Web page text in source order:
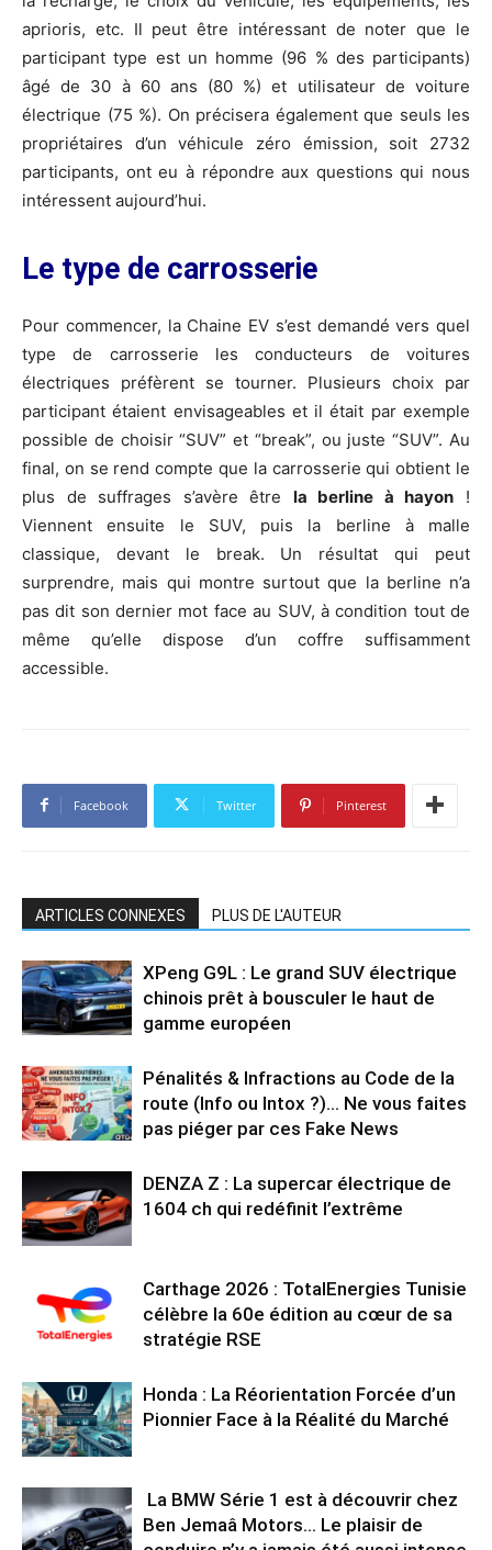
aprioris, etc. Il peut être intéressant de noter que le
participant type est un homme (96 % des participants)
âgé de 30 à 60 ans (80 %) et utilisateur de voiture
électrique (75 %). On précisera également que seuls les
propriétaires d’un véhicule zéro émission, soit 2732
participants, ont eu à répondre aux questions qui nous
intéressent aujourd’hui.
Le type de carrosserie
Pour commencer, la Chaine EV s’est demandé vers quel
type de carrosserie les conducteurs de voitures
électriques préfèrent se tourner. Plusieurs choix par
participant étaient envisageables et il était par exemple
possible de choisir “SUV” et “break”, ou juste “SUV”. Au
final, on se rend compte que la carrosserie qui obtient le
plus de suffrages s’avère être la berline à hayon !
Viennent ensuite le SUV, puis la berline à malle
classique, devant le break. Un résultat qui peut
surprendre, mais qui montre surtout que la berline n’a
pas dit son dernier mot face au SUV, à condition tout de
même qu’elle dispose d’un coffre suffisamment
accessible.
Facebook Twitter Pinterest
ARTICLES CONNEXES PLUS DE L'AUTEUR
XPeng G9L : Le grand SUV électrique
chinois prêt à bousculer le haut de
gamme européen
Pénalités & Infractions au Code de la
route (Info ou Intox ?)… Ne vous faites
pas piéger par ces Fake News
DENZA Z : La supercar électrique de
1604 ch qui redéfinit l’extrême
Carthage 2026 : TotalEnergies Tunisie
célèbre la 60e édition au cœur de sa
stratégie RSE
Honda : La Réorientation Forcée d’un
Pionnier Face à la Réalité du Marché
La BMW Série 1 est à découvrir chez
Ben Jemaâ Motors… Le plaisir de